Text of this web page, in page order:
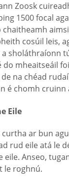
Zoosk
1500 focal
cosúil leis,
sholáthraíonn
do mheaitseáil
na chéad
é chomh cruinn
Eile
ar bun
rud eile atá le
eile. Anseo,
le roghnú.